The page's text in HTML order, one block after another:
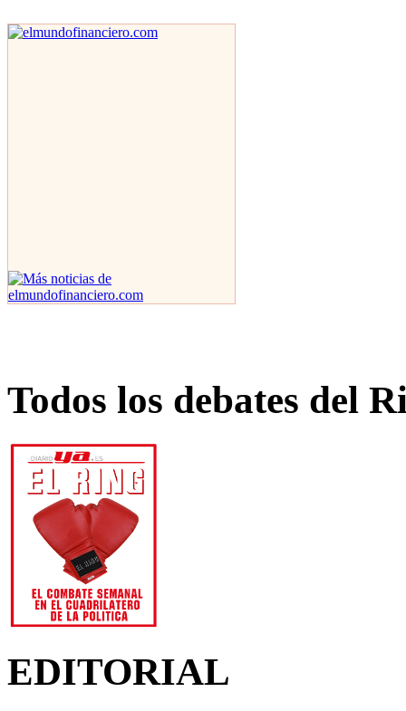
Todos los debates del
EDITORIAL